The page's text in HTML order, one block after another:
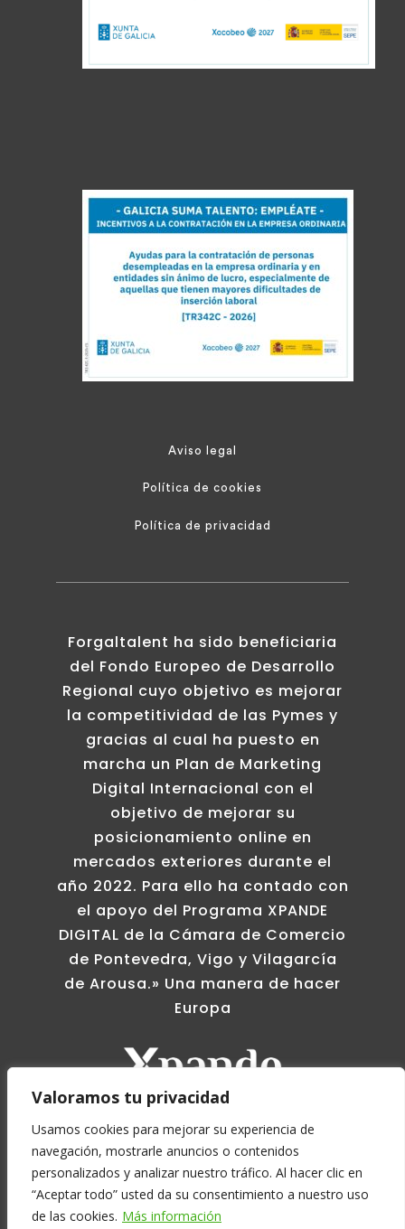
Valoramos tu privacidad
Usamos cookies para mejorar su experiencia de
navegación, mostrarle anuncios o contenidos
personalizados y analizar nuestro tráfico. Al hacer clic en
“Aceptar todo” usted da su consentimiento a nuestro uso
de las cookies. Más información
Aviso legal
Política de cookies
Política de privacidad
Forgaltalent ha sido beneficiaria
del Fondo Europeo de Desarrollo
Regional cuyo objetivo es mejorar
la competitividad de las Pymes y
gracias al cual ha puesto en
marcha un Plan de Marketing
Digital Internacional con el
objetivo de mejorar su
posicionamiento online en
mercados exteriores durante el
año 2022. Para ello ha contado con
el apoyo del Programa XPANDE
DIGITAL de la Cámara de Comercio
de Pontevedra, Vigo y Vilagarcía
de Arousa.» Una manera de hacer
Europa